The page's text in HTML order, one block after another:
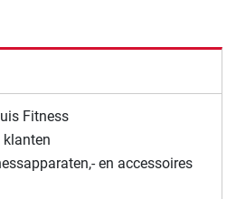
Fitness
klanten
en accessoires